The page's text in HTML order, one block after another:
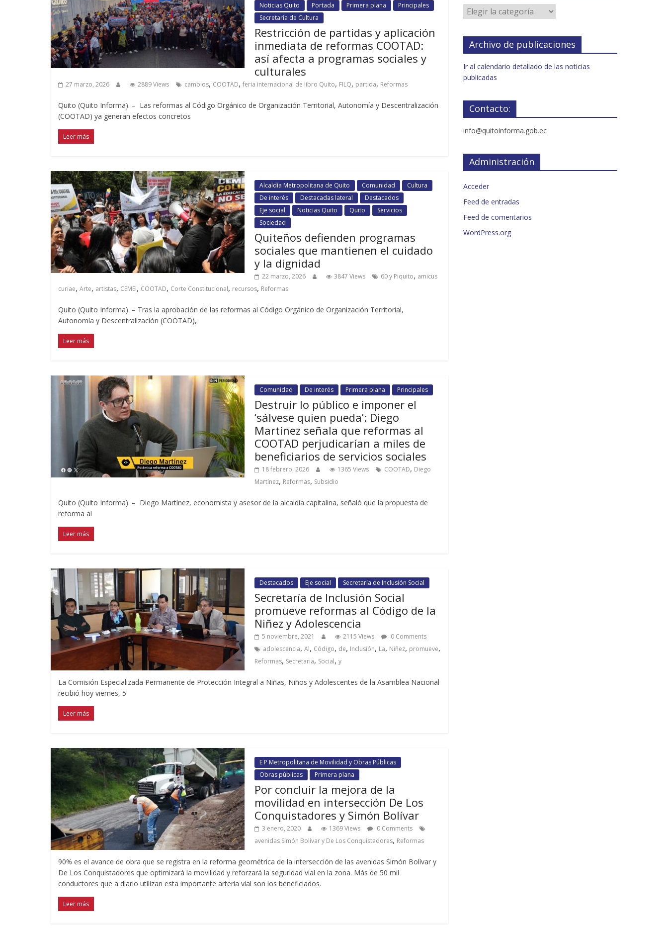
Noticias Quito
Portada Primera plana
Principales
Secretaría de Cultura
Restricción de partidas y aplicación
inmediata de reformas COOTAD:
así afecta a programas sociales y
culturales
27 marzo, 2026 2889 Views cambios, COOTAD, feria internacional de libro Quito, FILQ, partida, Reformas
Quito (Quito Informa). – Las reformas al Código Orgánico de Organización Territorial, Autonomía y Descentralización
(COOTAD) ya generan efectos concretos
Leer más
Alcaldía Metropolitana de Quito Comunidad
Cultura
De interés
Destacadas lateral
Destacados
Eje social
Noticias Quito Quito
Servicios
Sociedad
Quiteños defienden programas
sociales que mantienen el cuidado
y la dignidad
22 marzo, 2026 3847 Views 60 y Piquito, amicus
curiae, Arte, artistas, CEMEI, COOTAD, Corte Constitucional, recursos, Reformas
Quito (Quito Informa). – Tras la aprobación de las reformas al Código Orgánico de Organización Territorial,
Autonomía y Descentralización (COOTAD),
Leer más
Comunidad De interés Primera plana Principales
Destruir lo público e imponer el
‘sálvese quien pueda’: Diego
Martínez señala que reformas al
COOTAD perjudicarían a miles de
beneficiarios de servicios sociales
18 febrero, 2026 1365 Views COOTAD, Diego
Martínez, Reformas, Subsidio
Quito (Quito Informa). – Diego Martínez, economista y asesor de la alcaldía capitalina, señaló que la propuesta de
reforma al
Leer más
Destacados Eje social Secretaría de Inclusión Social
Secretaría de Inclusión Social
promueve reformas al Código de la
Niñez y Adolescencia
5 noviembre, 2021 2115 Views
0 Comments
adolescencia, Al, Código, de, Inclusión, La, Niñez, promueve,
Reformas, Secretaria, Social, y
La Comisión Especializada Permanente de Protección Integral a Niñas, Niños y Adolescentes de la Asamblea Nacional
recibió hoy viernes, 5
Leer más
E P Metropolitana de Movilidad y Obras Públicas
Obras públicas
Primera plana
Por concluir la mejora de la
movilidad en intersección De Los
Conquistadores y Simón Bolívar
3 enero, 2020 1369 Views
0 Comments
avenidas Simón Bolívar y De Los Conquistadores, Reformas
90% es el avance de obra que se registra en la reforma geométrica de la intersección de las avenidas Simón Bolívar y
De Los Conquistadores que optimizará la movilidad y reforzará la seguridad vial en la zona. Más de 50 mil
conductores que a diario utilizan esta importante arteria vial son los beneficiados.
Leer más
Archivo de publicaciones
Ir al calendario detallado de las noticias
publicadas
Contacto:
info@quitoinforma.gob.ec
Administración
Acceder
Feed de entradas
Feed de comentarios
WordPress.org